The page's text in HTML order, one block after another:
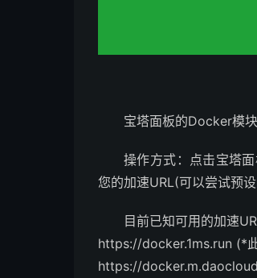
宝塔面板的Docker模
操作方式：点击宝塔
您的加速URL(可以尝试预
目前已知可用的加速
https://docker.1ms.run (*
https://